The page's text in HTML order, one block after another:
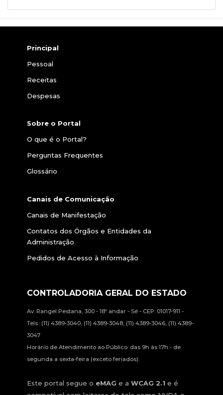
Principal
Pessoal
Receitas
Despesas
Sobre o Portal
O que é o Portal?
Perguntas Frequentes
Glossário
Canais de Comunicação
Canais de Manifestação
Contatos dos Órgãos e Entidades da
Administração
Pedidos de Acesso à Informação
CONTROLADORIA GERAL DO ESTADO
Av. Rangel Pestana, 300 - 18º andar - Sé - CEP: 01017-911 -
Tels.: (11) 4389-3040, (11) 4389-3048, (11) 4389-3046, (11) 4389-
3047
Horário de Atendimento ao Público: das 9h às 17h - de
segunda a sexta-feira (exceto feriados).
Este portal segue o eMAG e a WCAG 2.1 e é